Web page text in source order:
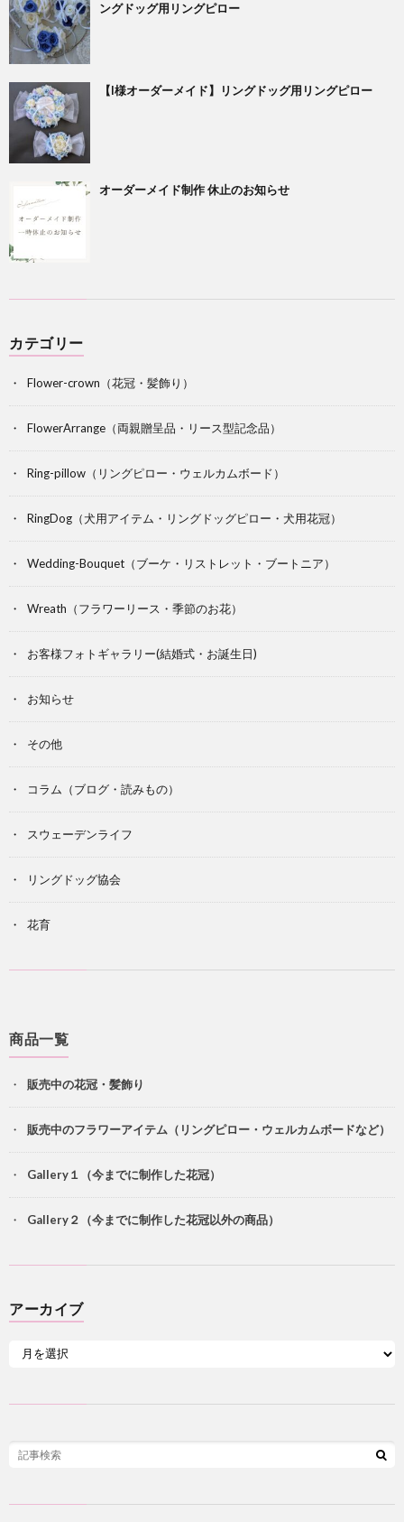
ングドッグ用リングピロー
【I様オーダーメイド】リングドッグ用リングピロー
オーダーメイド制作 休止のお知らせ
カテゴリー
Flower-crown（花冠・髪飾り）
FlowerArrange（両親贈呈品・リース型記念品）
Ring-pillow（リングピロー・ウェルカムボード）
RingDog（犬用アイテム・リングドッグピロー・犬用花冠）
Wedding-Bouquet（ブーケ・リストレット・ブートニア）
Wreath（フラワーリース・季節のお花）
お客様フォトギャラリー(結婚式・お誕生日)
お知らせ
その他
コラム（ブログ・読みもの）
スウェーデンライフ
リングドッグ協会
花育
商品一覧
販売中の花冠・髪飾り
販売中のフラワーアイテム（リングピロー・ウェルカムボードなど）
Gallery１（今までに制作した花冠）
Gallery２（今までに制作した花冠以外の商品）
アーカイブ